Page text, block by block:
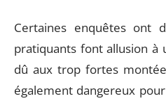
Certaines enquêtes ont
pratiquants font allusion à
dû aux trop fortes
également dangereux